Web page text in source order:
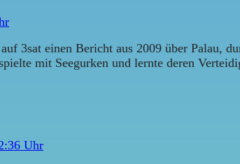
3sat einen Bericht aus 2009 über Palau,
mit Seegurken und lernte deren
Uhr